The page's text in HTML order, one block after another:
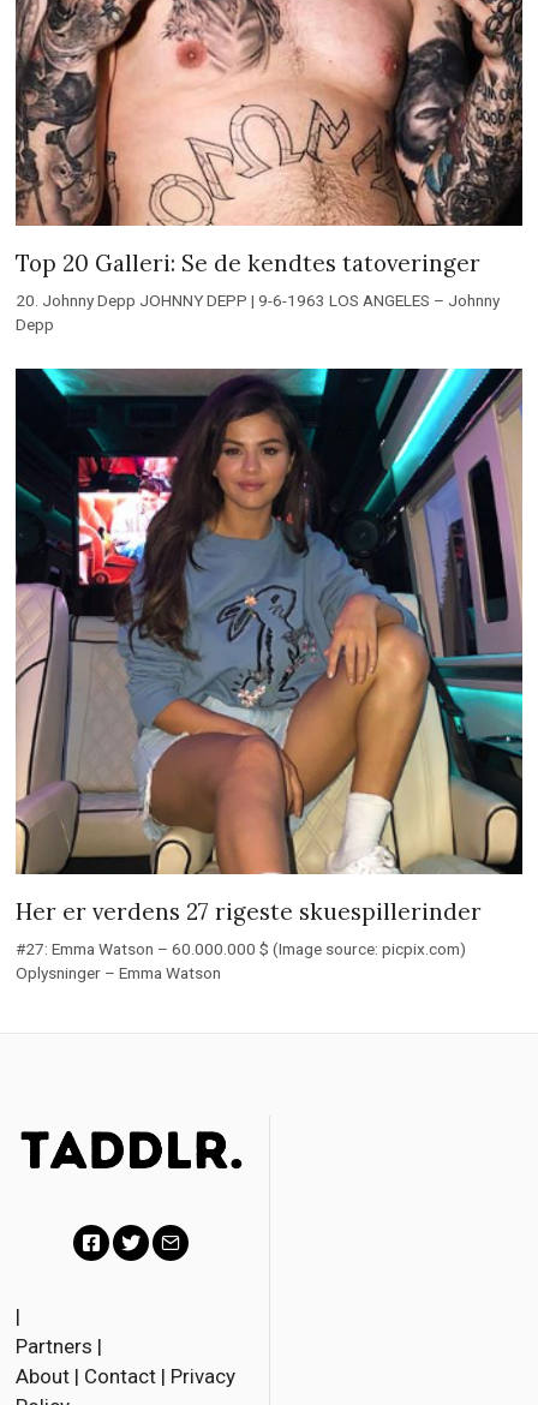
Top 20 Galleri: Se de kendtes tatoveringer
20. Johnny Depp JOHNNY DEPP | 9-6-1963 LOS ANGELES – Johnny
Depp
Her er verdens 27 rigeste skuespillerinder
#27: Emma Watson – 60.000.000 $ (Image source: picpix.com)
Oplysninger – Emma Watson
c
e
t
i
|
Partners |
About | Contact | Privacy